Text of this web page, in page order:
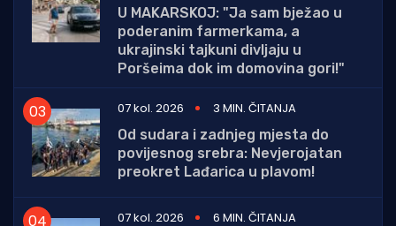
U MAKARSKOJ: "Ja sam bježao u
poderanim farmerkama, a
ukrajinski tajkuni divljaju u
Poršeima dok im domovina gori!"
07 kol. 2026
3 MIN. ČITANJA
Od sudara i zadnjeg mjesta do
povijesnog srebra: Nevjerojatan
preokret Lađarica u plavom!
07 kol. 2026
6 MIN. ČITANJA